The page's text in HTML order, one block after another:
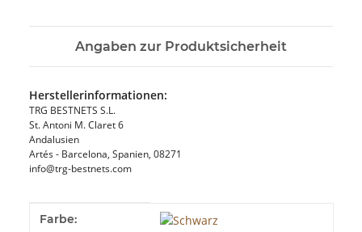
Angaben zur Produktsicherheit
Herstellerinformationen:
TRG BESTNETS S.L.
St. Antoni M. Claret 6
Andalusien
Artés - Barcelona, Spanien, 08271
info@trg-bestnets.com
Produkteigenschaft
Wert
Farbe: